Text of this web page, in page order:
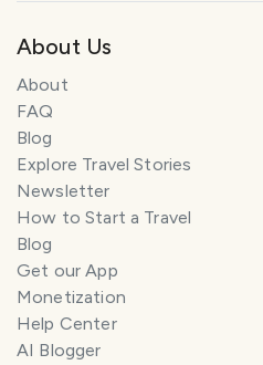
About Us
About
FAQ
Blog
Explore Travel Stories
Newsletter
How to Start a Travel
Blog
Get our App
Monetization
Help Center
AI Blogger